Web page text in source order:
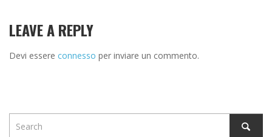
LEAVE A REPLY
Devi essere connesso per inviare un commento.